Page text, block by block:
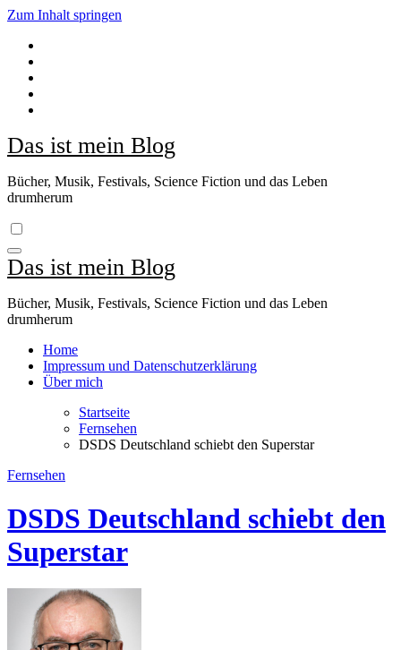
Zum Inhalt springen
Das ist mein Blog
Bücher, Musik, Festivals, Science Fiction und das Leben
drumherum
Das ist mein Blog
Bücher, Musik, Festivals, Science Fiction und das Leben
drumherum
Home
Impressum und Datenschutzerklärung
Über mich
Startseite
Fernsehen
DSDS Deutschland schiebt den Superstar
Fernsehen
DSDS Deutschland schiebt den
Superstar